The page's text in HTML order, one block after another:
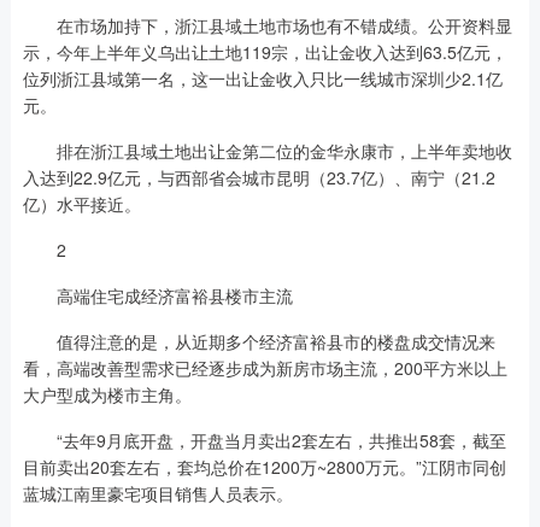
在市场加持下，浙江县域土地市场也有不错成绩。公开资料显
示，今年上半年义乌出让土地119宗，出让金收入达到63.5亿元，
位列浙江县域第一名，这一出让金收入只比一线城市深圳少2.1亿
元。
排在浙江县域土地出让金第二位的金华永康市，上半年卖地收
入达到22.9亿元，与西部省会城市昆明（23.7亿）、南宁（21.2
亿）水平接近。
2
高端住宅成经济富裕县楼市主流
值得注意的是，从近期多个经济富裕县市的楼盘成交情况来
看，高端改善型需求已经逐步成为新房市场主流，200平方米以上
大户型成为楼市主角。
“去年9月底开盘，开盘当月卖出2套左右，共推出58套，截至
目前卖出20套左右，套均总价在1200万~2800万元。”江阴市同创
蓝城江南里豪宅项目销售人员表示。